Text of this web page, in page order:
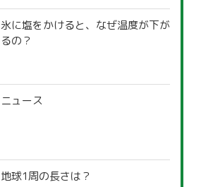
氷に塩をかけると、なぜ温度が下が
るの？
ニュース
地球1周の長さは？